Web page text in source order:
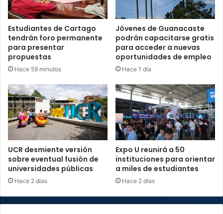
Estudiantes de Cartago
tendrán foro permanente
para presentar
propuestas
Hace 59 minutos
Jóvenes de Guanacaste
podrán capacitarse gratis
para acceder a nuevas
oportunidades de empleo
Hace 1 día
UCR desmiente versión
sobre eventual fusión de
universidades públicas
Hace 2 días
Expo U reunirá a 50
instituciones para orientar
a miles de estudiantes
Hace 2 días